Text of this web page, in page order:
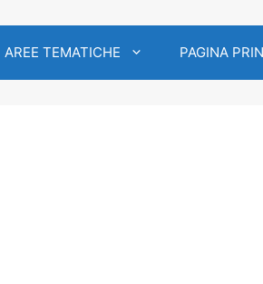
AREE TEMATICHE PAGINA